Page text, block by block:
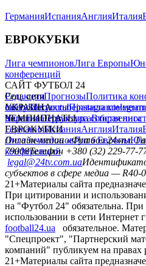
ГерманияИспанияАнглияИталия
ЕВРОКУБКИ
Лига чемпионовЛига Европы
конференций
САЙТ ФУТБОЛ 24
РедакцияПрогнозыПолитика
сайтуКонтактыПравила
политикаСтруктура
Соц. сети
facebookxyoutubeinstagramtelegram
УКРАИНА
УкраинаПервая лигаВторая лига
ЧЕМПИОНАТЫ
ГерманияИспанияАнглияИталия
ЕВРОКУБКИ
Лига чемпионовЛига Европы
конференций
Онлайн-медиа «Футбол 24»пл.
79008Телефон +380 (32) 229-77-
legal@24tv.com.ua
субъектов в сфере медиа — R40-
21+Материалы сайта
При цитировании и
на "Футбол 24" обязательна.
использовании в сети Интернет
football24.ua
обязательное.
"Спецпроект", "Партнерский
компаний" публикуем на правах
21+Материалы сайта